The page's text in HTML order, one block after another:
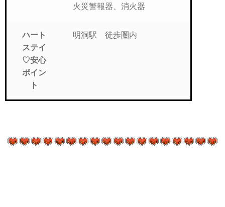
火災警報器、消火器
ハート
ステイ
♡安心
ポイン
ト
明洞駅 徒歩圏内